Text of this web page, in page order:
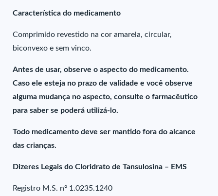
Característica do medicamento
Comprimido revestido na cor amarela, circular,
biconvexo e sem vinco.
Antes de usar, observe o aspecto do medicamento.
Caso ele esteja no prazo de validade e você observe
alguma mudança no aspecto, consulte o farmacêutico
para saber se poderá utilizá-lo.
Todo medicamento deve ser mantido fora do alcance
das crianças.
Dizeres Legais do Cloridrato de Tansulosina – EMS
Registro M.S. nº 1.0235.1240